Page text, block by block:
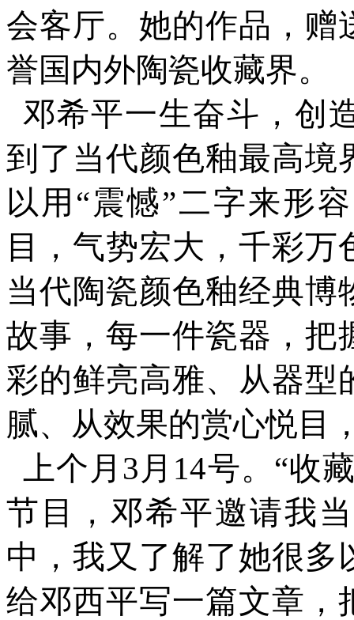
会客厅。她的作品，
誉国内外陶瓷收藏界。
邓希平一生奋斗，创
到了当代颜色釉最高境
以用 “震憾”二字来形
目，气势宏大，千彩
当代陶瓷颜色釉经典
故事，每一件瓷器，把
彩的鲜亮高雅、从器型
腻、从效果的赏心悦目
上个月 3月14号。“收
节目，邓希平邀请我
中，我又了解了她很多
给邓西平写一篇文章，